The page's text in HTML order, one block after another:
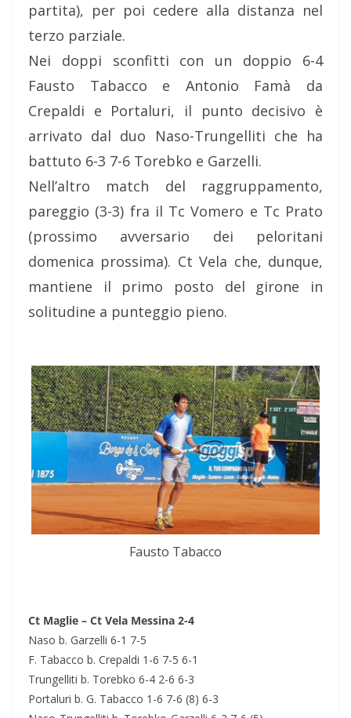
partita), per poi cedere alla distanza nel
terzo parziale.
Nei doppi sconfitti con un doppio 6-4
Fausto Tabacco e Antonio Famà da
Crepaldi e Portaluri, il punto decisivo è
arrivato dal duo Naso-Trungelliti che ha
battuto 6-3 7-6 Torebko e Garzelli.
Nell’altro match del raggruppamento,
pareggio (3-3) fra il Tc Vomero e Tc Prato
(prossimo avversario dei peloritani
domenica prossima). Ct Vela che, dunque,
mantiene il primo posto del girone in
solitudine a punteggio pieno.
Fausto Tabacco
Ct Maglie – Ct Vela Messina 2-4
Naso b. Garzelli 6-1 7-5
F. Tabacco b. Crepaldi 1-6 7-5 6-1
Trungelliti b. Torebko 6-4 2-6 6-3
Portaluri b. G. Tabacco 1-6 7-6 (8) 6-3